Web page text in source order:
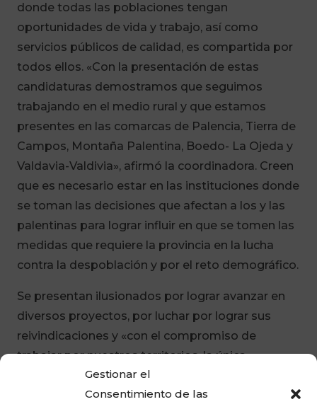
Gestionar el
Consentimiento de las
donde todas las poblaciones tengan
oportunidades de vida y trabajo, así como
servicios públicos de calidad, es compartida por
todos ellos. «Con la presentación de estas
candidaturas demostramos que seguimos
trabajando en el medio rural y que estamos
presentes en las comarcas de Palencia, Tierra de
Campos, Montaña Palentina, Boedo- La Ojeda y
Valdavia-Valdivia», afirmó la coordinadora. Creen
que es necesario estar en las instituciones donde
se toman las decisiones que afectan a los y las
palentinas para lograr influir en que se tomen las
medidas que requiere la provincia en la lucha
contra la despoblación y por el reto demográfico.
Se presentan ilusionados por lograr avanzar en
diversos proyectos, por luchar por lograr sus
reivindicaciones y «con el compromiso de
trabajar por nuestros territorios, la única
promesa que podemos hacer es «trabajar,
trabajar, trabajar» para «hacer, hacer y hacer».